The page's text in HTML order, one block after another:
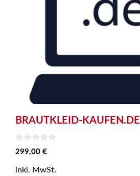
BRAUTKLEID-KAUFEN.DE
0
v
n
299,00 €
inkl. MwSt.